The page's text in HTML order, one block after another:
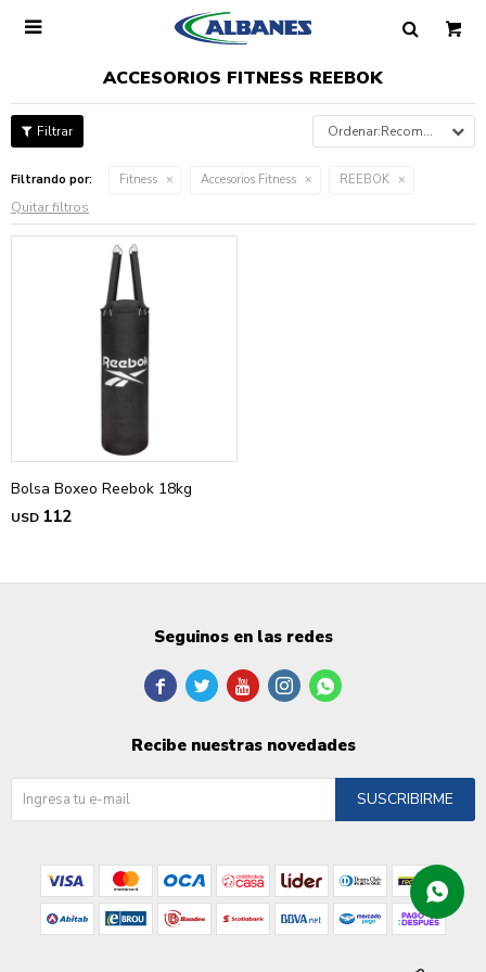

ACCESORIOS FITNESS REEBOK
Recomendados
Filtrando por: Fitness Accesorios Fitness REEBOK
Quitar filtros
Bolsa Boxeo Reebok 18kg
USD 112
Seguinos en las redes
    
Recibe nuestras novedades
SUSCRIBIRME